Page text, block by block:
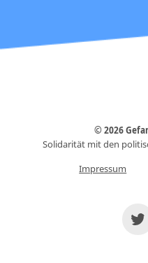
© 2026
Solidarität mit den
Impressum